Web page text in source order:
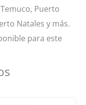
Puerto
Natales y más.
para este